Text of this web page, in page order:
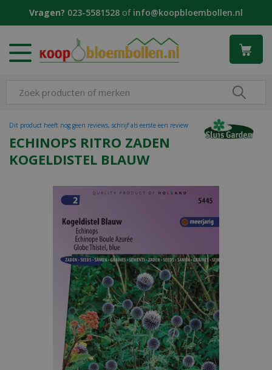
Vragen? 023-5581528 of info@koopbloembollen.nl
ECHINOPS RITRO ZADEN
KOGELDISTEL BLAUW
Dit product heeft nog geen reviews, schrijf als eerste een review